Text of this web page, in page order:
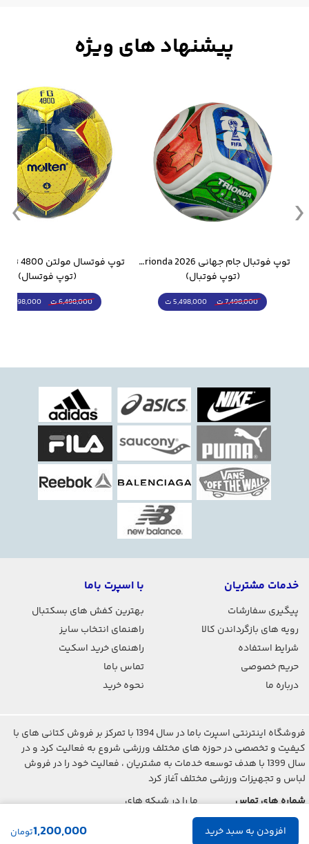
1,200,000تومان
توپ فوتبال جام جهانی 2026 Trionda مشابه اورجینال
(توپ فوتبال)
7,498,000 ت 5,498,000 ت
(توپ فوتسال)
6,498,000 ت 5,298,000 ت
خدمات مشتریان
پیگیری سفارشات
رویه های بازگرداندن کالا
شرایط استفاده
حریم خصوصی
درباره ما
با اسپرت باما
بهترین کفش های بسکتبال
راهنمای انتخاب سایز
راهنمای خرید اسکیت
تماس باما
نحوه خرید
فروشگاه اینترنتی اسپرت باما در سال 1394 با تمرکز بر فروش کتانی های با
کیفیت و تخصصی در حوزه های مختلف ورزشی شروع به فعالیت کرد و در
سال 1399 با هدف توسعه خدمات به مشتریان ، فعالیت خود را در فروش
لباس و تجهیزات ورزشی مختلف آغاز کرد
شماره های تماس
021-2842-7275
ما را در شبکه های
اجتماعی دنبال کنید